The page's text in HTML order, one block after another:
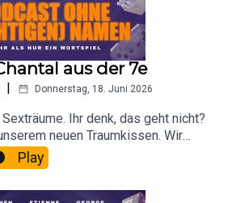
aus der 7e
| Donnerstag, 18. Juni 2026
Ihr denk, das geht nicht?
neuen Traumkissen. Wir
mal wieder reich mit einer super
ausserdem über die WM und
aus der 7e.
Play